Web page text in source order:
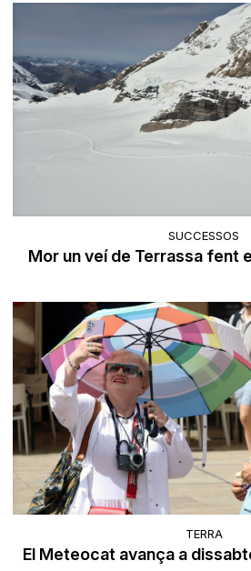
SUCCESSOS
Mor un veí de Terrassa fent
TERRA
El Meteocat avança a